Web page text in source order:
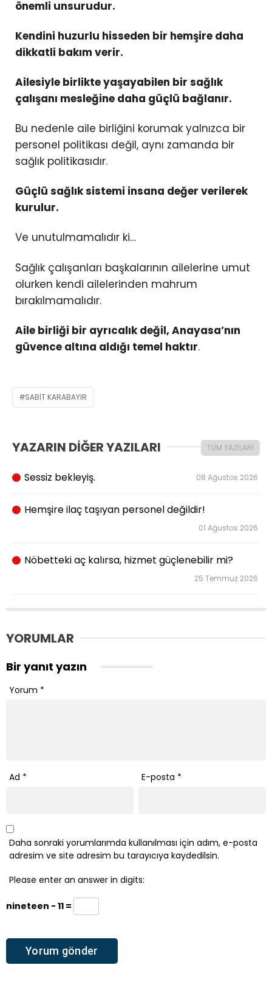
önemli unsurudur.
Kendini huzurlu hisseden bir hemşire daha
dikkatli bakım verir.
Ailesiyle birlikte yaşayabilen bir sağlık
çalışanı mesleğine daha güçlü bağlanır.
Bu nedenle aile birliğini korumak yalnızca bir
personel politikası değil, aynı zamanda bir
sağlık politikasıdır.
Güçlü sağlık sistemi insana değer verilerek
kurulur.
Ve unutulmamalıdır ki…
Sağlık çalışanları başkalarının ailelerine umut
olurken kendi ailelerinden mahrum
bırakılmamalıdır.
Aile birliği bir ayrıcalık değil, Anayasa’nın
güvence altına aldığı temel haktır.
SABIT KARABAYIR
YAZARIN DİĞER YAZILARI TÜM YAZILARI
Sessiz bekleyiş. 08 Ağustos 2026
Hemşire ilaç taşıyan personel değildir!
01 Ağustos 2026
Nöbetteki aç kalırsa, hizmet güçlenebilir mi?
25 Temmuz 2026
YORUMLAR
Bir yanıt yazın
Yorum *
Ad * E-posta *
Daha sonraki yorumlarımda kullanılması için adım, e-posta
adresim ve site adresim bu tarayıcıya kaydedilsin.
Please enter an answer in digits:
nineteen − 11 =